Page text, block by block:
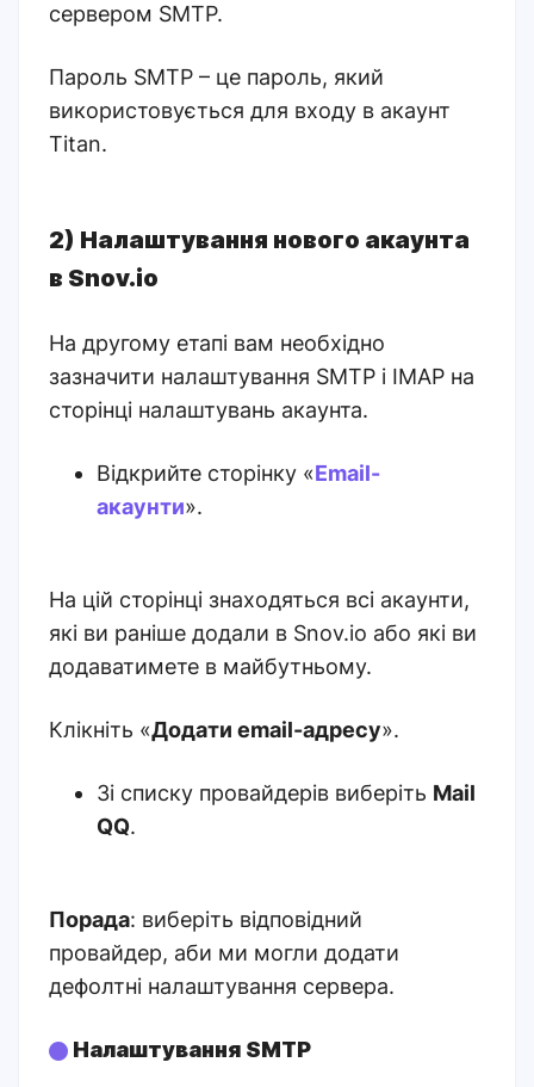
сервером SMTP.
Пароль SMTP – це пароль, який
використовується для входу в акаунт
Titan.
2) Налаштування нового акаунта
в Snov.io
На другому етапі вам необхідно
зазначити налаштування SMTP і IMAP на
сторінці налаштувань акаунта.
Відкрийте сторінку «Email-
акаунти».
На цій сторінці знаходяться всі акаунти,
які ви раніше додали в Snov.io або які ви
додаватимете в майбутньому.
Клікніть «Додати email-адресу».
Зі списку провайдерів виберіть Mail
QQ.
Порада: виберіть відповідний
провайдер, аби ми могли додати
дефолтні налаштування сервера.
Налаштування SMTP